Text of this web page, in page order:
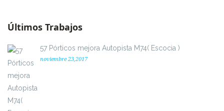
Últimos Trabajos
57 Pórticos mejora Autopista M74( Escocia )
noviembre 23,2017